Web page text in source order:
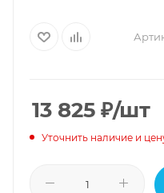
13 825 ₽/шт
Уточнить наличие и